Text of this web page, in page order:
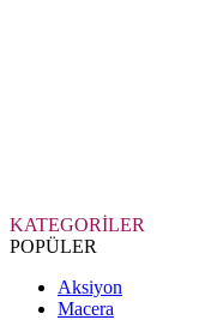
KATEGORİLER
POPÜLER
Aksiyon
Macera